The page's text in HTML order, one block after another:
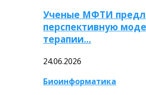
Ученые МФТИ
перспективную
терапии…
24.06.2026
Биоинформатика